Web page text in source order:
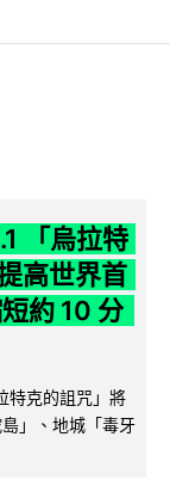
「烏拉特
高世界首
約 10 分
特克的詛咒」將
」、地城「毒牙